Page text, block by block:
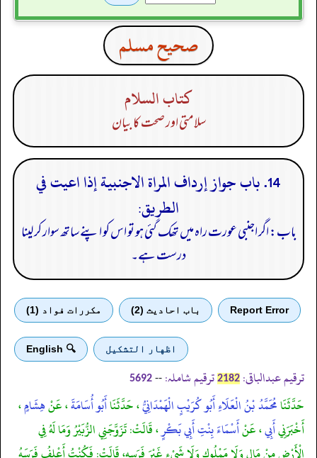
صحيح مسلم
كتاب السلام
سلامتی اور صحت کا بیان
14. باب جواز إرداف المراة الاجنبية إذا اعيت في
الطريق:
باب: اگر اجنبی عورت راہ میں تھک گئی ہو تو اس کو اپنے ساتھ سوار کر لینا
درست ہے۔
Report Error باب احادیث (2) مكررات فواد (1)
اظهار التشكيل 🔍 English
ترقیم عبدالباقی: 2182 ترقیم شاملہ: --
5692
حَدَّثَنَامُحَمَّدُ بْنُ الْعَلَاءِ أَبُو كُرَيْبٍ الْهَمْدَانِيُّ، حَدَّثَنَاأَبُو أُسَامَةَ، عَنْهِشَامٍ،
أَخْبَرَنِيأَبِي، عَنْأَسْمَاءَ بِنْتِ أَبِي بَكْرٍ، قَالَتْ: تَزَوَّجَنِي الزُّبَيْرُ وَمَا لَهُ فِي